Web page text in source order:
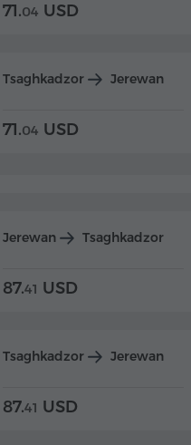
71.04 USD
Tsaghkadzor Jerewan
71.04 USD
Jerewan Tsaghkadzor
87.41 USD
Tsaghkadzor Jerewan
87.41 USD